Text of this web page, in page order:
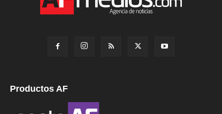
Productos AF